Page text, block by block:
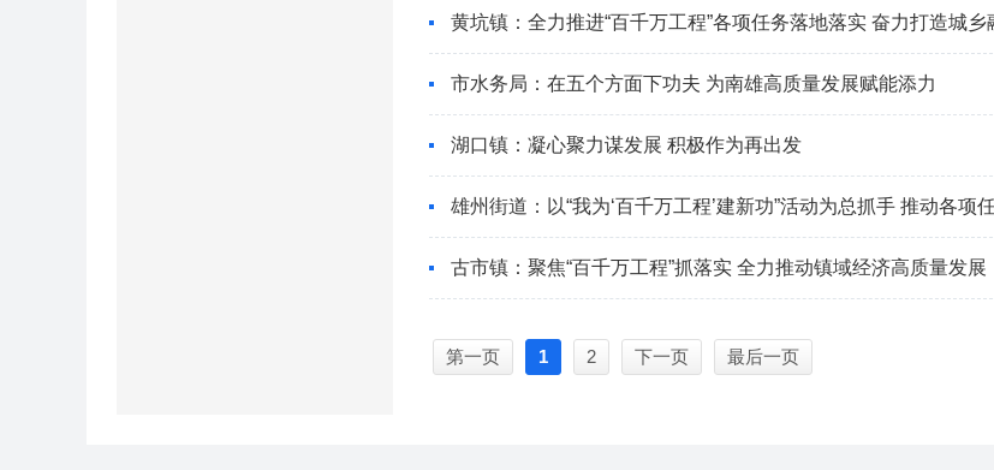
黄坑镇：全力推进“百千万工程”各项任务落地落实 奋力打造城
市水务局：在五个方面下功夫 为南雄高质量发展赋能添力
湖口镇：凝心聚力谋发展 积极作为再出发
雄州街道：以“我为‘百千万工程’建新功”活动为总抓手 推动各项
古市镇：聚焦“百千万工程”抓落实 全力推动镇域经济高质量发展
第一页 1 2 下一页 最后一页